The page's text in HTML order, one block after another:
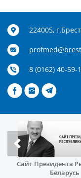
224005,
8 (0162) 40-59-
Сайт Президента
Беларусь